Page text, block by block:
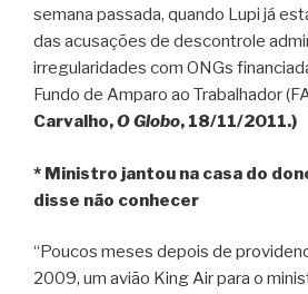
semana passada, quando Lupi já
das acusações de descontrole
irregularidades com ONGs
Fundo de Amparo ao Trabalhador
Carvalho,O Globo, 18/11/2011.)
* Ministro jantou na casa do
disse não conhecer
“Poucos meses depois de
2009, um avião King Air para o